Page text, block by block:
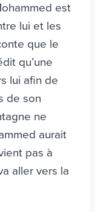
est
lui et les
que le
qu’une
lui afin de
de son
ne
aurait
pas à
aller vers la